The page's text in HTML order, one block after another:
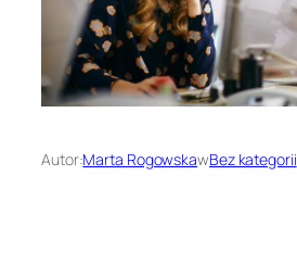
Autor:Marta RogowskawBez kategorii